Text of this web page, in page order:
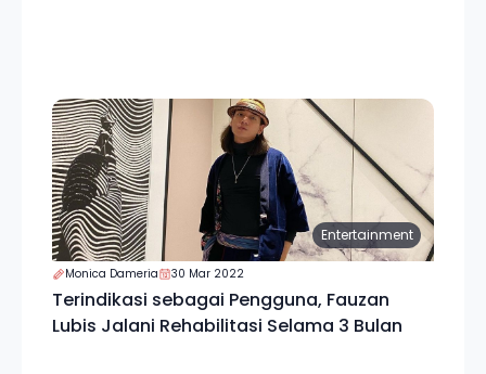
Entertainment
Monica Dameria 30 Mar 2022
Terindikasi sebagai Pengguna, Fauzan
Lubis Jalani Rehabilitasi Selama 3 Bulan